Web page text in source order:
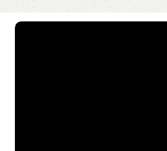
Trang chủ Euroto Đèn Trang Trí Đèn